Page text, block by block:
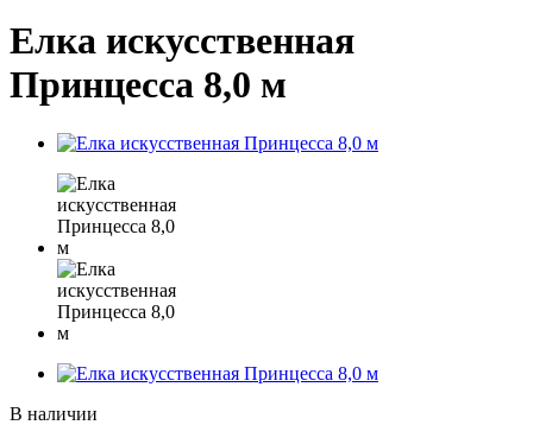
Елка искусственная
Принцесса 8,0 м
В наличии